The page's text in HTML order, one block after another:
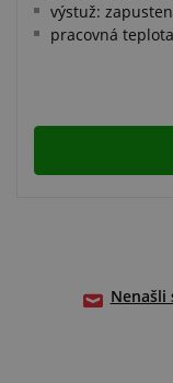
výstuž:
pracovná
Nenašli